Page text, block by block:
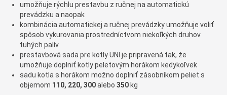
umožňuje rýchlu prestavbu z ručnej na automatickú
prevádzku a naopak
kombinácia automatickej a ručnej prevádzky umožňuje voliť
spôsob vykurovania prostredníctvom niekoľkých druhov
tuhých palív
prestavbová sada pre kotly UNI je pripravená tak, že
umožňuje doplniť kotly peletovým horákom kedykoľvek
sadu kotla s horákom možno doplniť zásobníkom peliet s
objemom 110, 220, 300alebo 350 kg